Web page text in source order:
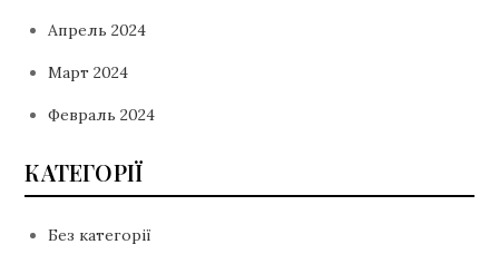
Апрель 2024
Март 2024
Февраль 2024
КАТЕГОРІЇ
Без категорії